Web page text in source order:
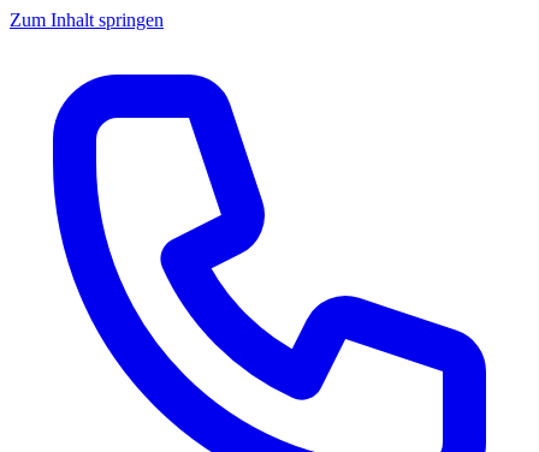
Zum Inhalt springen